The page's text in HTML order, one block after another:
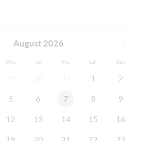
August 2026
Ons Tor Fre Lør Søn
1 2
5 6 7 8 9
12 13 14 15 16